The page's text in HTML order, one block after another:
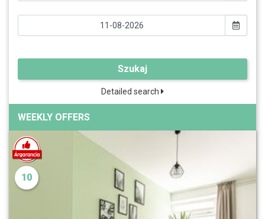
Szukaj
Detailed search
WEEKLY OFFERS
10